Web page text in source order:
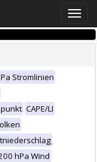
Toggle
Stromlinien
CAPE/LI
hPa Wind